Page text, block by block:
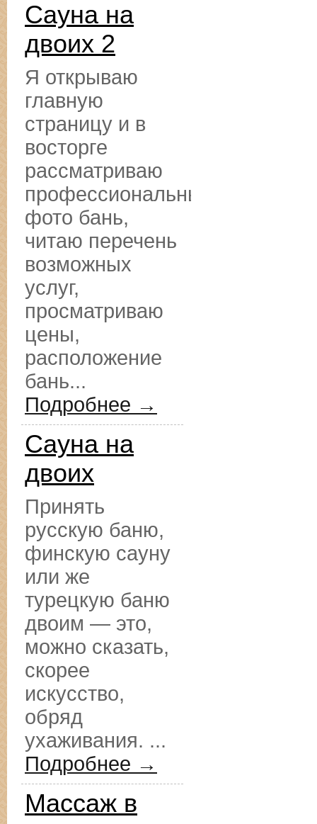
Сауна на
двоих 2
Я открываю
главную
страницу и в
восторге
рассматриваю
профессиональные
фото бань,
читаю перечень
возможных
услуг,
просматриваю
цены,
расположение
бань...
Подробнее →
Сауна на
двоих
Принять
русскую баню,
финскую сауну
или же
турецкую баню
двоим — это,
можно сказать,
скорее
искусство,
обряд
ухаживания. ...
Подробнее →
Массаж в